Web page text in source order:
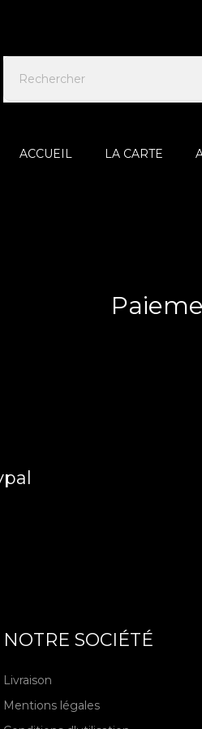
ACCUEIL LA CARTE
NOTRE SOCIÉTÉ
Livraison
Mentions légales